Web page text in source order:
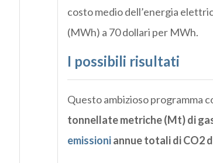
costo medio dell’energia
(MWh) a 70 dollari per MWh.
I possibili risultati
Questo ambizioso programma
tonnellate metriche (Mt) di
emissioniannue totali di CO2